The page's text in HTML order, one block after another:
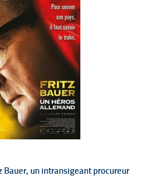
Bauer, un intransigeant procureur